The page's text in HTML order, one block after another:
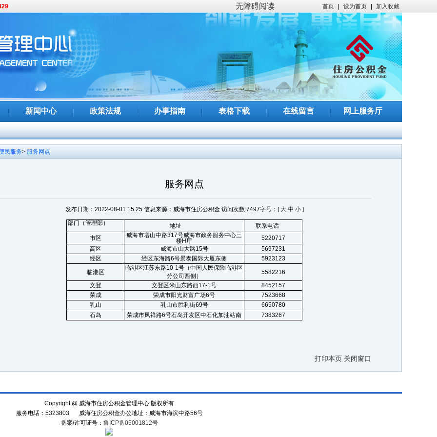
首页 设为首页 加入收藏
新闻中心 政策法规 办事指南 表格下载 在线留言 网上服务厅
无障碍阅读
展廉洁家风文化主题参观活动
馆开展警示教育活动
费新政新闻发布会
民服务> 服务网点
服务网点
发布日期：2022-08-01 15:25 信息来源： 威海市住房公积金 访问次数:7497字号：[ 大 中 小]
部门（管理部）
地址
联系电话
市区
威海市塔山中路317号威海市政务服务中心三
楼H厅
5220717
高区
威海市山大路15号
5697231
经区
经区东海路6号景泰国际大厦东侧
5923123
临港区
临港区江苏东路10-1号（中国人民保险临港区
分公司西侧）
5582216
文登
文登区米山东路西17-1号
8452157
荣成
荣成市阳光财富广场6号
7523668
乳山
乳山市胜利街69号
6650780
石岛
荣成市凤祥路6号石岛开发区中石化加油站南 7383267
打印本页 关闭窗口
Copyright @ 威海市住房公积金管理中心 版权所有
服务电话：5323803
威海住房公积金办公地址：威海市海滨中路56号
备案/许可证号： 鲁ICP备05001812号